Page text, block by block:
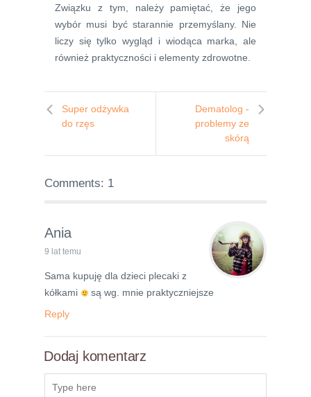
Związku z tym, należy pamiętać, że jego
wybór musi być starannie przemyślany. Nie
liczy się tylko wygląd i wiodąca marka, ale
również praktyczności i elementy zdrowotne.
Super odżywka
do rzęs
Dematolog -
problemy ze
skórą
Comments: 1
Ania
9 lat temu
Sama kupuję dla dzieci plecaki z
kółkami
są wg. mnie praktyczniejsze
Reply
Dodaj komentarz